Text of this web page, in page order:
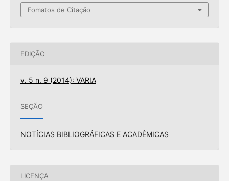
Fomatos de Citação
EDIÇÃO
v. 5 n. 9 (2014): VARIA
SEÇÃO
NOTÍCIAS BIBLIOGRÁFICAS E ACADÊMICAS
LICENÇA